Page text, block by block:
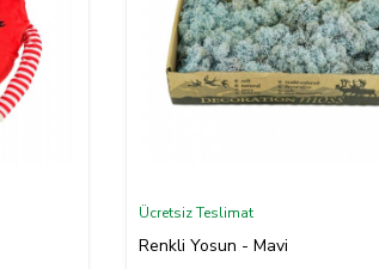
Ücretsiz Teslimat
Renkli Yosun - Mavi